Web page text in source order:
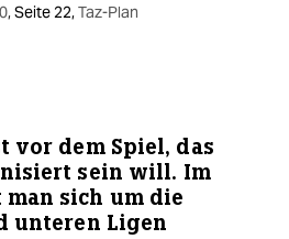
,Seite 22,Taz-Plan
vor dem Spiel, das
sein will. Im
sich um die
unteren Ligen